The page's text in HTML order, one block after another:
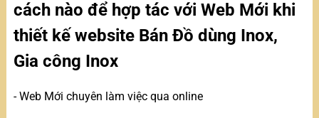
cách nào để hợp tác với Web Mới khi
thiết kế website Bán Đồ dùng Inox,
Gia công Inox
- Web Mới chuyên làm việc qua online